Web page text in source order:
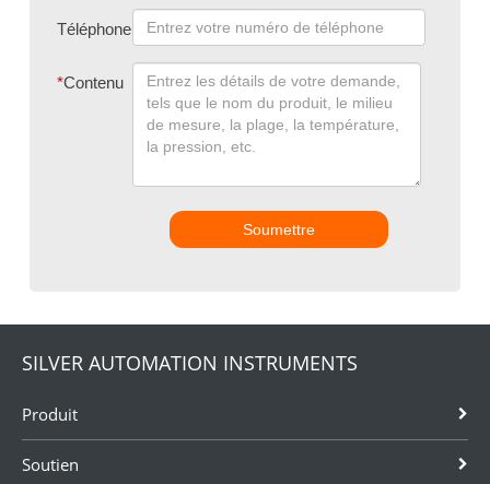
Téléphone
*Contenu
Soumettre
SILVER AUTOMATION INSTRUMENTS
Produit
Soutien